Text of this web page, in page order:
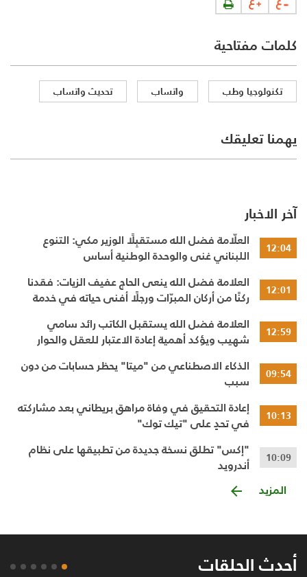
كلمات مفتاحية
تكنولوجيا وطب واتساب تحديث واتساب
يهمنا تعليقك
آخر الاخبار
12:04
العلّامة فضل الله مستقبِلًا الوزير مكي: التنوع
اللبناني غنى والوحدة الوطنية أساس
12:01
العلامة فضل الله ينعى الحاج عفيف الزيات: فقدنا
ركنًا من أركان المبرّات ورجلًا أفنى حياته في خدمة
12:59
العلامة فضل الله يستقبل الكاتب رائد سامي
شهيب ويؤكد أهمية إعادة الاعتبار للعقل والحوار
09:54
الذكاء الاصطناعي من "ميتا" يحظر حسابات من دون
سبب
10:13
إعادة التحقيق في وفاة مراهق بريطاني بعد مشاركته
في تحدٍ على "تيك توك"
10:09
"إكس" تطلق نسخة جديدة من تطبيقها على نظام
أندرويد
المزيد
أحدث الحلقات